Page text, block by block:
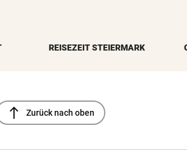
REISEZEIT STEIERMARK
north Zurück nach oben